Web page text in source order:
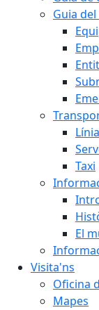
Guia
Taxi
El
Visita'ns
Oficina
Mapes